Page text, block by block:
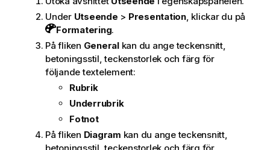
Under Utseende > Presentation, klickar du på
Formatering.
På fliken Generalkan du ange teckensnitt,
betoningsstil, teckenstorlek och färg för
följande textelement:
Rubrik
Underrubrik
Fotnot
På fliken Diagram kan du ange teckensnitt,